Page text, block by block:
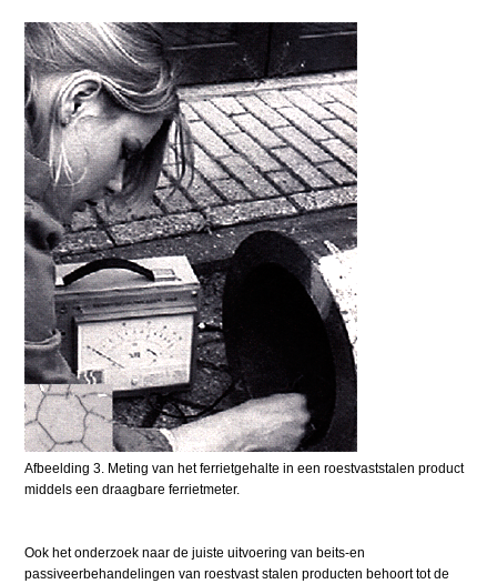
Afbeelding 3. Meting van het ferrietgehalte in een roestvaststalen product
middels een draagbare ferrietmeter.
Ook het onderzoek naar de juiste uitvoering van beits-en
passiveerbehandelingen van roestvast stalen producten behoort tot de